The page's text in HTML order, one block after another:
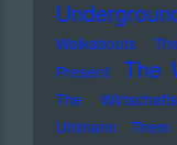
Walkabouts
Present
The
The
Uhlmann
Them